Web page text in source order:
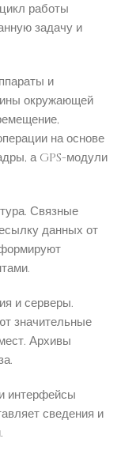
работы
задачу и
и
окружающей
на основе
а GPS-модули
Связные
данных от
и серверы.
значительные
Архивы
интерфейсы
сведения и